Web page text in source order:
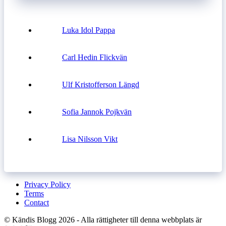
Luka Idol Pappa
Carl Hedin Flickvän
Ulf Kristofferson Längd
Sofia Jannok Pojkvän
Lisa Nilsson Vikt
Privacy Policy
Terms
Contact
© Kändis Blogg 2026 - Alla rättigheter till denna webbplats är